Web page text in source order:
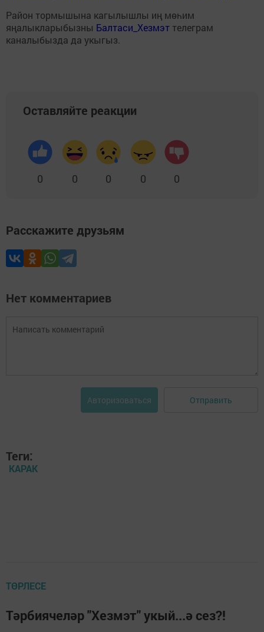
Район тормышына кагылышлы иң мөһим
яңалыкларыбызны Балтаси_Хезмэт телеграм
каналыбызда да укыгыз.
Оставляйте реакции
0 0 0 0 0
Расскажите друзьям
Нет комментариев
Авторизоваться Отправить
Теги:
КАРАК
ТӨРЛЕСЕ
Тәрбиячеләр "Хезмэт" укый...ә сез?!